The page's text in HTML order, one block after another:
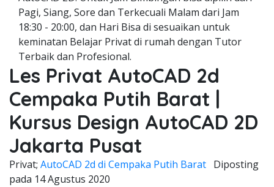
Pagi, Siang, Sore dan Terkecuali Malam dari Jam
18:30 - 20:00, dan Hari Bisa di sesuaikan untuk
keminatan Belajar Privat di rumah dengan Tutor
Terbaik dan Profesional.
Les Privat AutoCAD 2d
Cempaka Putih Barat |
Kursus Design AutoCAD 2D
Jakarta Pusat
Privat; AutoCAD 2d di Cempaka Putih Barat Diposting
pada 14 Agustus 2020